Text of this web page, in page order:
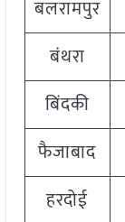
बलरामपुर
बंथरा
बिंदकी
फैजाबाद
हरदोई